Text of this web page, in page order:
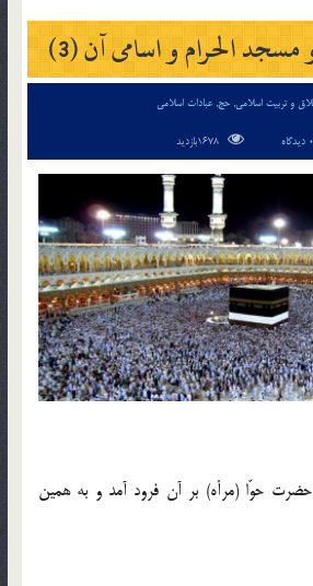
الحرام و اسامی آن (3)
و تربیت اسلامی, حج,عبادات اسلامی
0 دیدگاه
حوّا (مرأه) بر آن فرود آمد و به همین